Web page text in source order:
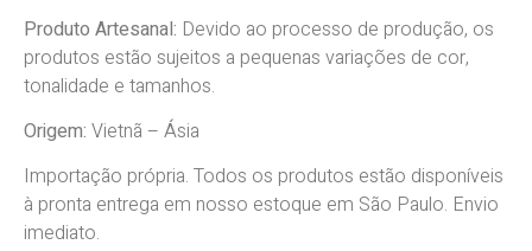
Produto Artesanal: Devido ao processo de produção, os
produtos estão sujeitos a pequenas variações de cor,
tonalidade e tamanhos.
Origem: Vietnã – Ásia
Importação própria. Todos os produtos estão disponíveis
à pronta entrega em nosso estoque em São Paulo. Envio
imediato.